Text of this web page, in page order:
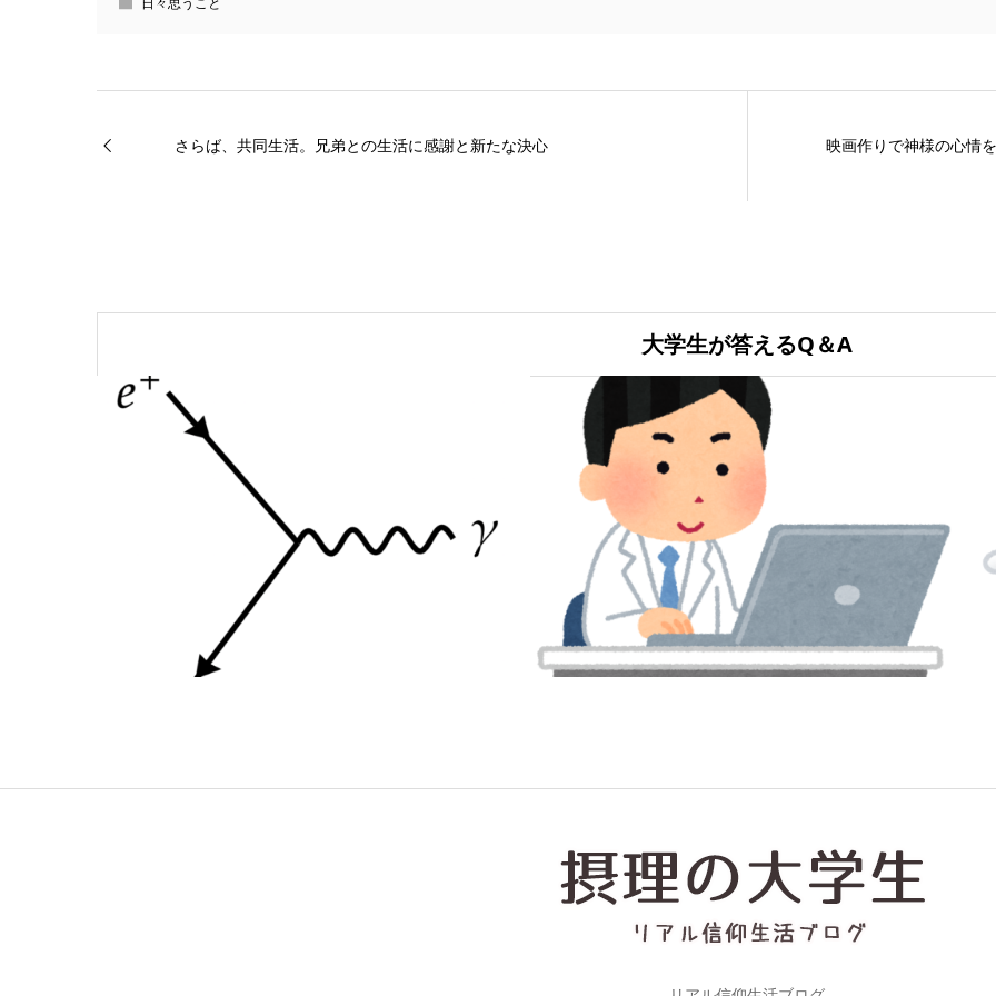
さらば、共同生活。兄弟との生活に感謝と新たな決心 映画作りで神様の心情
大学生が答えるQ＆A